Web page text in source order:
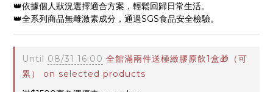
👑依據個人狀況選擇適合方案，輕鬆回歸日常生活。
👑全系列商品無雌激素成分，通過SGS食品安全檢驗。
Until 08/31 16:00 全館滿兩件送極緻膠原飲1盒🎁（可
累） on selected products